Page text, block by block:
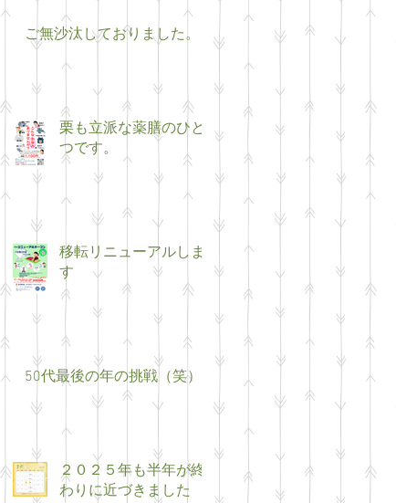
ご無沙汰しておりました。
栗も立派な薬膳のひと
つです。
移転リニューアルしま
す
50代最後の年の挑戦（笑）
２０２５年も半年が終
わりに近づきました